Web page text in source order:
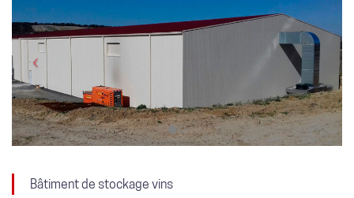
Bâtiment de stockage vins